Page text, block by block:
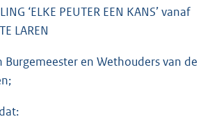
‘ELKE PEUTER EEN KANS’ vanaf
LAREN
Burgemeester en Wethouders van de